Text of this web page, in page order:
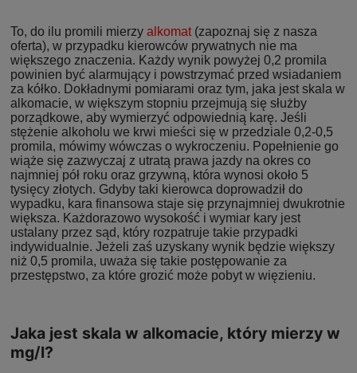
To, do ilu promili mierzy alkomat (zapoznaj się z nasza
oferta), w przypadku kierowców prywatnych nie ma
większego znaczenia. Każdy wynik powyżej 0,2 promila
powinien być alarmujący i powstrzymać przed wsiadaniem
za kółko. Dokładnymi pomiarami oraz tym, jaka jest skala w
alkomacie, w większym stopniu przejmują się służby
porządkowe, aby wymierzyć odpowiednią karę. Jeśli
stężenie alkoholu we krwi mieści się w przedziale 0,2-0,5
promila, mówimy wówczas o wykroczeniu. Popełnienie go
wiąże się zazwyczaj z utratą prawa jazdy na okres co
najmniej pół roku oraz grzywną, która wynosi około 5
tysięcy złotych. Gdyby taki kierowca doprowadził do
wypadku, kara finansowa staje się przynajmniej dwukrotnie
większa. Każdorazowo wysokość i wymiar kary jest
ustalany przez sąd, który rozpatruje takie przypadki
indywidualnie. Jeżeli zaś uzyskany wynik będzie większy
niż 0,5 promila, uważa się takie postępowanie za
przestępstwo, za które grozić może pobyt w więzieniu.
Jaka jest skala w alkomacie, który mierzy w
mg/l?